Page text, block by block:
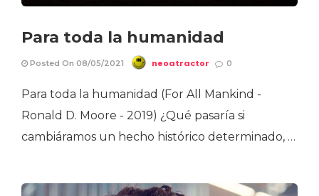
Para toda la humanidad
Posted On 08/05/2021 neoatractor 0
Para toda la humanidad (For All Mankind -
Ronald D. Moore - 2019) ¿Qué pasaría si
cambiáramos un hecho histórico determinado, …